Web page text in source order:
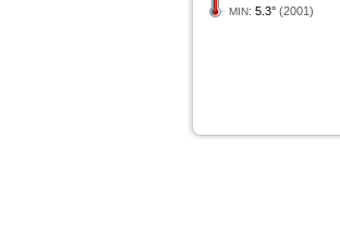
MIN: 5.3° (2001)